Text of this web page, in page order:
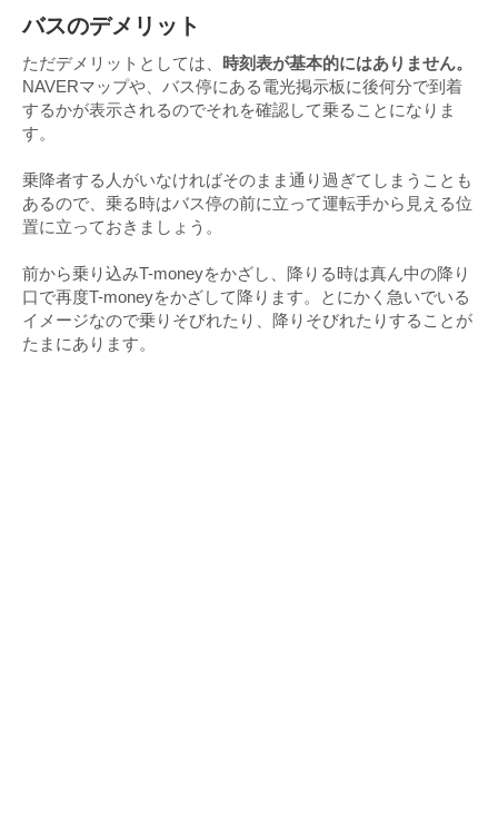
バスのデメリット
ただデメリットとしては、 時刻表が基本的にはありません。
NAVERマップや、バス停にある電光掲示板に後何分で到着
するかが表示されるのでそれを確認して乗ることになりま
す。
乗降者する人がいなければそのまま通り過ぎてしまうことも
あるので、乗る時はバス停の前に立って運転手から見える位
置に立っておきましょう。
前から乗り込みT-moneyをかざし、降りる時は真ん中の降り
口で再度T-moneyをかざして降ります。とにかく急いでいる
イメージなので乗りそびれたり、降りそびれたりすることが
たまにあります。